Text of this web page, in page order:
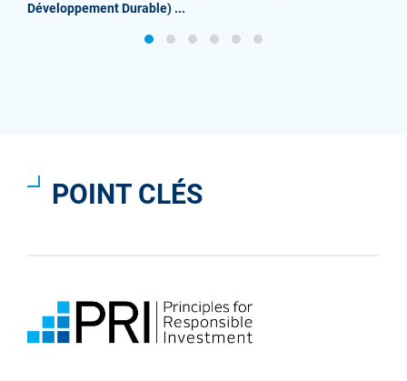
Développement Durable) ...
POINT CLÉS